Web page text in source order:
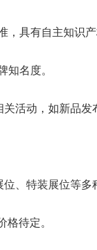
，具有自主知识产
知名度。
活动，如新品发
位、特装展位等多
格待定。